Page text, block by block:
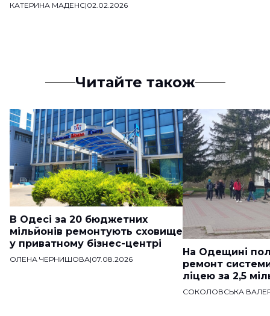
КАТЕРИНА МАДЕНС|02.02.2026
Читайте також
В Одесі за 20 бюджетних
мільйонів ремонтують сховище
у приватному бізнес-центрі
ОЛЕНА ЧЕРНИШОВА|07.08.2026
На Одещині
ремонт
ліцею за 2,5
СОКОЛОВСЬКА